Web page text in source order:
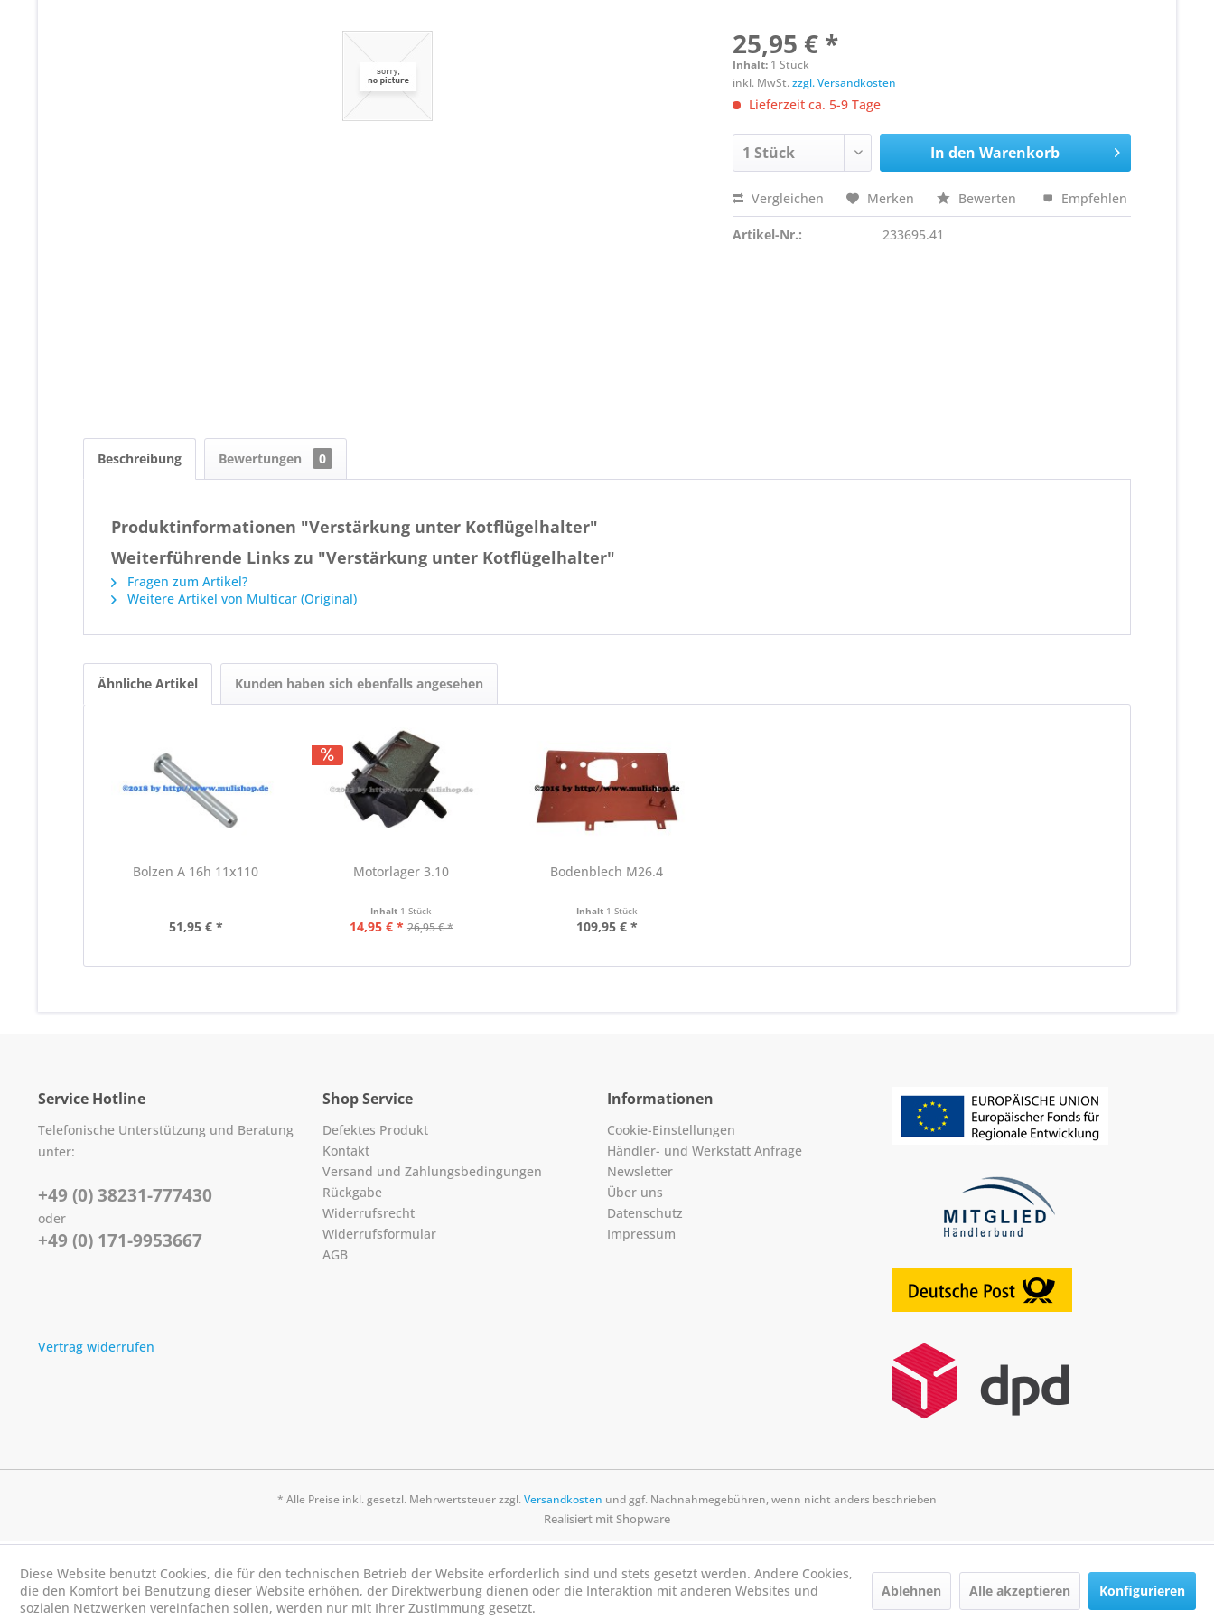
25,95 € *
Inhalt: 1 Stück
inkl. MwSt.zzgl. Versandkosten
Lieferzeit ca. 5-9 Tage
In den Warenkorb
Vergleichen Merken Bewerten Empfehlen
Artikel-Nr.: 233695.41
Beschreibung Bewertungen 0
Produktinformationen "Verstärkung unter Kotflügelhalter"
Weiterführende Links zu "Verstärkung unter Kotflügelhalter"
Fragen zum Artikel?
Weitere Artikel von Multicar (Original)
Ähnliche Artikel Kunden haben sich ebenfalls angesehen
Bolzen A 16h 11x110
51,95 € *
Motorlager 3.10
Inhalt 1 Stück
14,95 € * 26,95 € *
Bodenblech M26.4
Inhalt 1 Stück
109,95 € *
Service Hotline
Telefonische Unterstützung und Beratung
unter:
+49 (0) 38231-777430
oder
+49 (0) 171-9953667
Vertrag widerrufen
Shop Service
Defektes Produkt
Kontakt
Versand und Zahlungsbedingungen
Rückgabe
Widerrufsrecht
Widerrufsformular
AGB
Informationen
Cookie-Einstellungen
Händler- und Werkstatt Anfrage
Newsletter
Über uns
Datenschutz
Impressum
* Alle Preise inkl. gesetzl. Mehrwertsteuer zzgl.Versandkosten und ggf. Nachnahmegebühren, wenn nicht anders beschrieben
Realisiert mit Shopware
Diese Website benutzt Cookies, die für den technischen Betrieb der Website erforderlich sind und stets gesetzt werden. Andere Cookies,
die den Komfort bei Benutzung dieser Website erhöhen, der Direktwerbung dienen oder die Interaktion mit anderen Websites und
sozialen Netzwerken vereinfachen sollen, werden nur mit Ihrer Zustimmung gesetzt.
Ablehnen Alle akzeptieren Konfigurieren